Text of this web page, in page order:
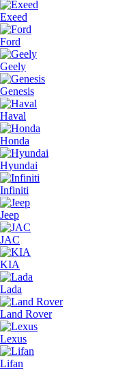
Exeed
Ford
Geely
Genesis
Haval
Honda
Hyundai
Infiniti
Jeep
JAC
KIA
Lada
Land Rover
Lexus
Lifan